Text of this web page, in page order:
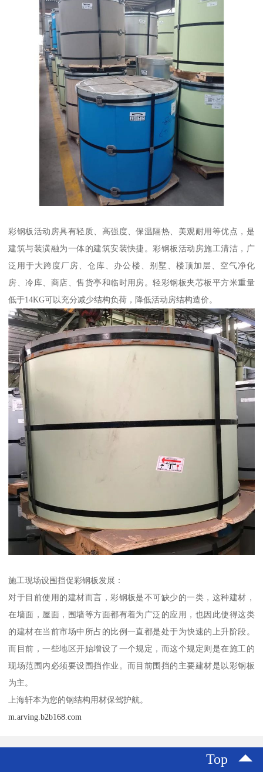
彩钢板活动房具有轻质、高强度、保温隔热、美观耐用等优点，是
建筑与装潢融为一体的建筑安装快捷。彩钢板活动房施工清洁，广
泛用于大跨度厂房、仓库、办公楼、别墅、楼顶加层、空气净化
房、冷库、商店、售货亭和临时用房。轻彩钢板夹芯板平方米重量
低于14KG可以充分减少结构负荷，降低活动房结构造价。
施工现场设围挡促彩钢板发展：
对于目前使用的建材而言，彩钢板是不可缺少的一类，这种建材，
在墙面，屋面，围墙等方面都有着为广泛的应用，也因此使得这类
的建材在当前市场中所占的比例一直都是处于为快速的上升阶段。
而目前，一些地区开始增设了一个规定，而这个规定则是在施工的
现场范围内必须要设围挡作业。而目前围挡的主要建材是以彩钢板
为主。
上海轩本为您的钢结构用材保驾护航。
m.arving.b2b168.com
Top